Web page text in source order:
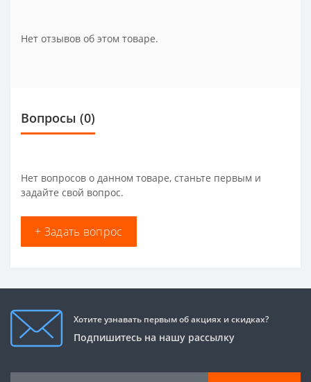
Нет отзывов об этом товаре.
Вопросы (0)
Нет вопросов о данном товаре, станьте первым и
задайте свой вопрос.
+ Задать вопрос
Хотите узнавать первым об акциях и скидках?
Подпишитесь на нашу рассылку